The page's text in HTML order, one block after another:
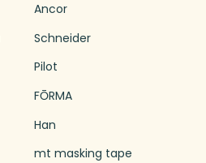
Ancor
Schneider
Pilot
FŌRMA
Han
mt masking tape